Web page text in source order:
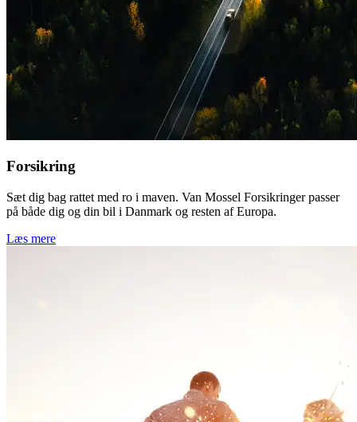
Forsikring
Sæt dig bag rattet med ro i maven. Van Mossel Forsikringer passer
på både dig og din bil i Danmark og resten af Europa.
Læs mere